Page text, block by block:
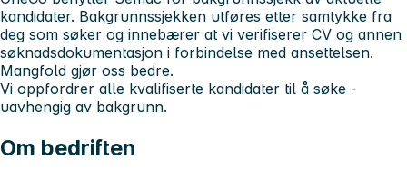
kandidater. Bakgrunnssjekken utføres etter samtykke fra
deg som søker og innebærer at vi verifiserer CV og annen
søknadsdokumentasjon i forbindelse med ansettelsen.
Mangfold gjør oss bedre.
Vi oppfordrer alle kvalifiserte kandidater til å søke -
uavhengig av bakgrunn.
Om bedriften